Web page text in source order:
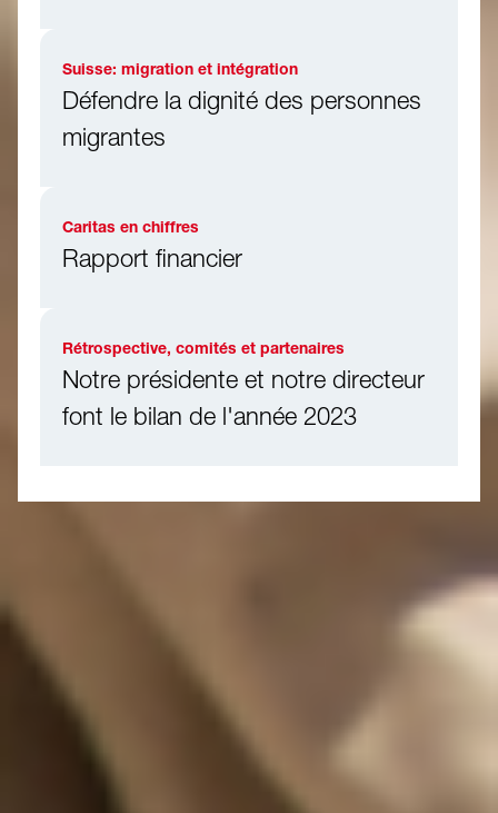
Suisse: migration et intégration
Défendre la dignité des personnes
migrantes
Caritas en chiffres
Rapport financier
Rétrospective, comités et partenaires
Notre présidente et notre directeur
font le bilan de l'année 2023